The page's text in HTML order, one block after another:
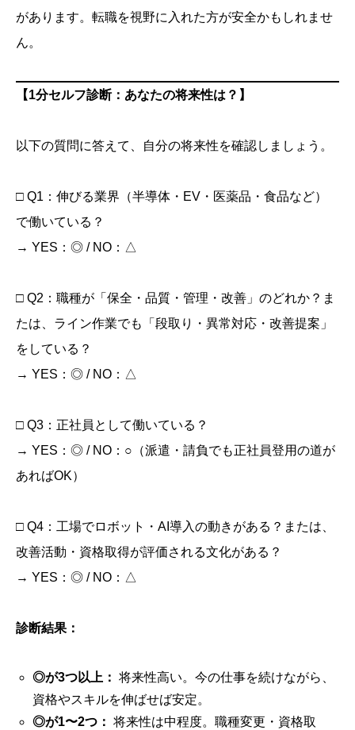
があります。転職を視野に入れた方が安全かもしれませ
ん。
【1分セルフ診断：あなたの将来性は？】
以下の質問に答えて、自分の将来性を確認しましょう。
□ Q1：伸びる業界（半導体・EV・医薬品・食品など）
で働いている？
→ YES：◎ / NO：△
□ Q2：職種が「保全・品質・管理・改善」のどれか？ま
たは、ライン作業でも「段取り・異常対応・改善提案」
をしている？
→ YES：◎ / NO：△
□ Q3：正社員として働いている？
→ YES：◎ / NO：○（派遣・請負でも正社員登用の道が
あればOK）
□ Q4：工場でロボット・AI導入の動きがある？または、
改善活動・資格取得が評価される文化がある？
→ YES：◎ / NO：△
診断結果：
◎が3つ以上： 将来性高い。今の仕事を続けながら、
資格やスキルを伸ばせば安定。
◎が1〜2つ： 将来性は中程度。職種変更・資格取